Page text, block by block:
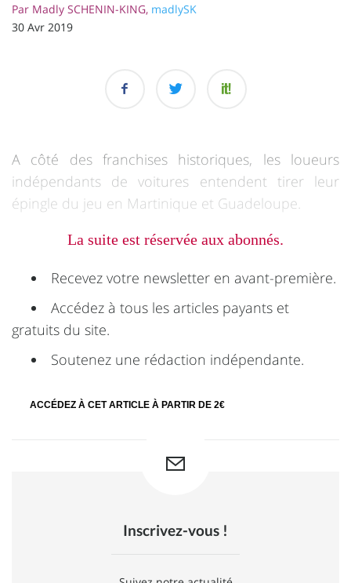
Par Madly SCHENIN-KING, madlySK
30 Avr 2019
A côté des franchises historiques, les loueurs
indépendants de voitures entendent tirer leur
épingle du jeu en Martinique et Guadeloupe.
La suite est réservée aux abonnés.
Recevez votre newsletter en avant-première.
Accédez à tous les articles payants et
gratuits du site.
Soutenez une rédaction indépendante.
ACCÉDEZ À CET ARTICLE À PARTIR DE 2€
Inscrivez-vous !